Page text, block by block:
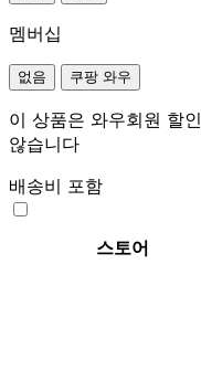
멤버십
없음 쿠팡 와우
이 상품은 와우회원 할
않습니다
배송비 포함
스토어